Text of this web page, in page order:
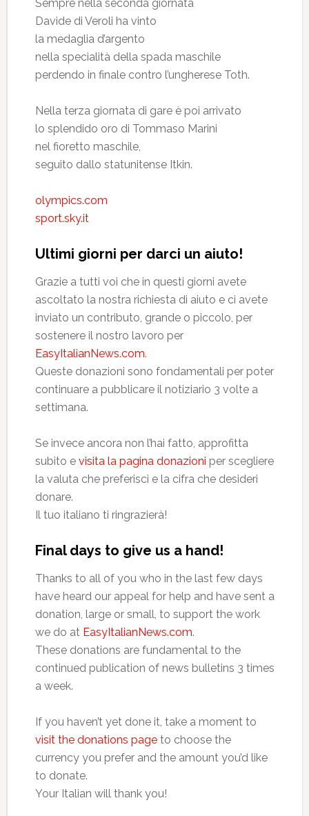
Sempre nella seconda giornata
Davide di Veroli ha vinto
la medaglia d’argento
nella specialità della spada maschile
perdendo in finale contro l’ungherese Toth.
Nella terza giornata di gare è poi arrivato
lo splendido oro di Tommaso Marini
nel fioretto maschile,
seguito dallo statunitense Itkin.
olympics.com
sport.sky.it
Ultimi giorni per darci un aiuto!
Grazie a tutti voi che in questi giorni avete
ascoltato la nostra richiesta di aiuto e ci avete
inviato un contributo, grande o piccolo, per
sostenere il nostro lavoro per
EasyItalianNews.com.
Queste donazioni sono fondamentali per poter
continuare a pubblicare il notiziario 3 volte a
settimana.
Se invece ancora non l’hai fatto, approfitta
subito e visita la pagina donazioni per scegliere
la valuta che preferisci e la cifra che desideri
donare.
Il tuo italiano ti ringrazierà!
Final days to give us a hand!
Thanks to all of you who in the last few days
have heard our appeal for help and have sent a
donation, large or small, to support the work
we do at EasyItalianNews.com.
These donations are fundamental to the
continued publication of news bulletins 3 times
a week.
If you haven’t yet done it, take a moment to
visit the donations pageto choose the
currency you prefer and the amount you’d like
to donate.
Your Italian will thank you!